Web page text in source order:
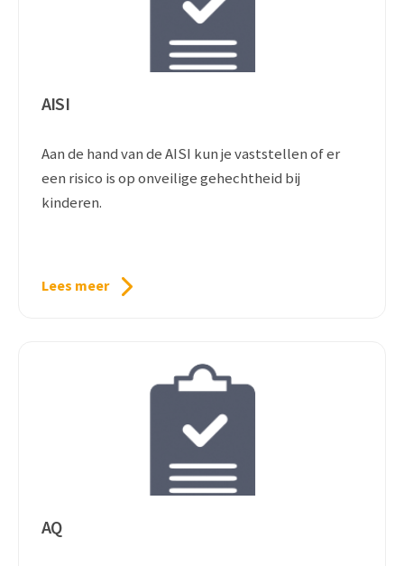
AISI
Aan de hand van de AISI kun je vaststellen of er
een risico is op onveilige gehechtheid bij
kinderen.
Lees meer
AQ